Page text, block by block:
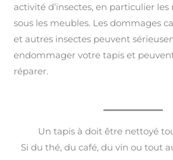
activité d’insectes, en particulier les
sous les meubles. Les dommages
et autres insectes peuvent
endommager votre tapis et
réparer.
Un tapis à doit être nettoyé
Si du thé, du café, du vin ou tout